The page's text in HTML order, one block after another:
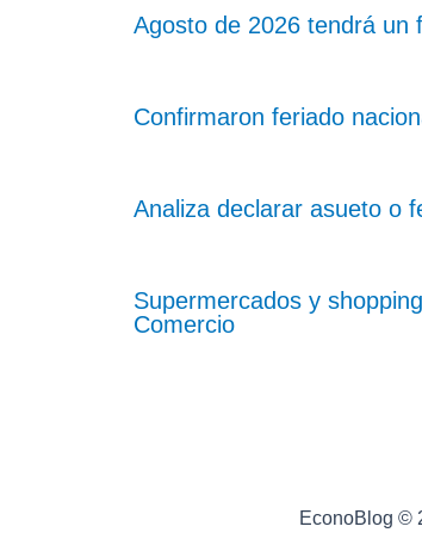
Agosto de 2026 tendrá un
Confirmaron feriado
Analiza declarar asueto o
Supermercados y
Comercio
EconoBlog ©